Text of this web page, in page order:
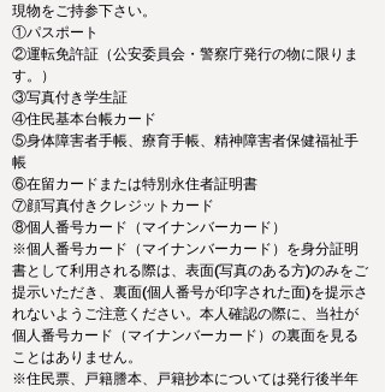
現物をご持参下さい。
①パスポート
②運転免許証（公安委員会・警察庁発行の物に限りま
す。）
③写真付き学生証
④住民基本台帳カード
⑤身体障害者手帳、療育手帳、精神障害者保健福祉手
帳
⑥在留カードまたは特別永住者証明書
⑦顔写真付きクレジットカード
⑧個人番号カード（マイナンバーカード）
※個人番号カード（マイナンバーカード）を身分証明
書として利用される際は、表面(写真のある方)のみをご
提示いただき、裏面(個人番号が印字された面)を提示さ
れないようご注意ください。本人確認の際に、当社が
個人番号カード（マイナンバーカード）の裏面を見る
ことはありません。
※住民票、戸籍謄本、戸籍抄本については発行後半年